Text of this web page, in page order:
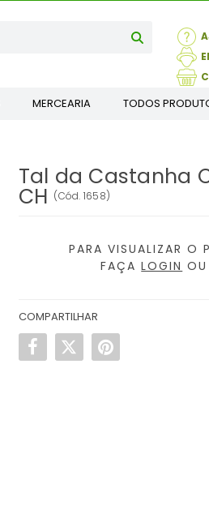
MERCEARIA TODOS
Tal da Castanha
CH (Cód. 1658)
PARA VISUALIZAR O
FAÇALOGIN
COMPARTILHAR